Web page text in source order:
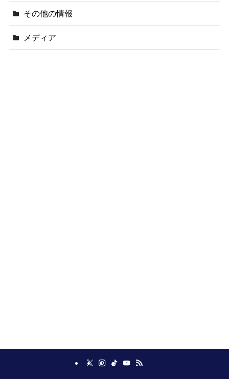
その他の情報
メディア